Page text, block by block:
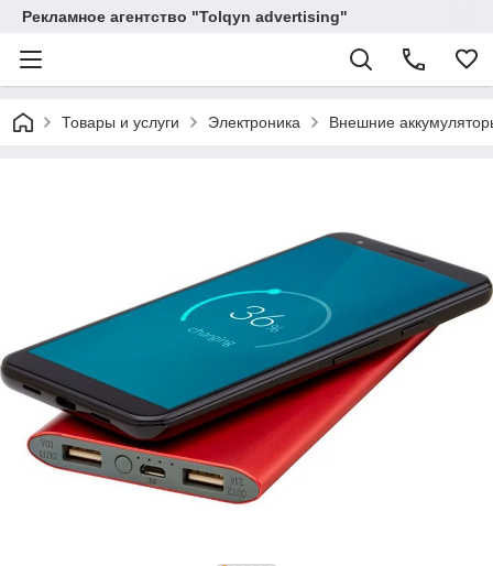
Рекламное агентство "Tolqyn advertising"
Товары и услуги Электроника Внешние